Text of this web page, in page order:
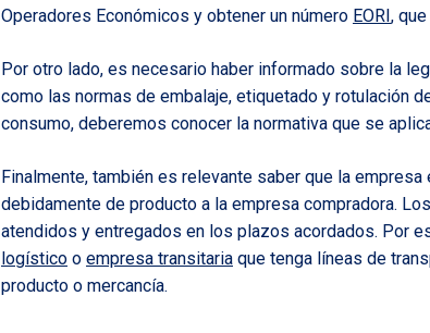
Operadores Económicos y obtener un número EORI,
Por otro lado, es necesario haber informado sobre la
como las normas de embalaje, etiquetado y rotulación
consumo, deberemos conocer la normativa que se
Finalmente, también es relevante saber que la
debidamente de producto a la empresa compradora.
atendidos y entregados en los plazos acordados. Por
logístico o empresa transitaria que tenga líneas de
producto o mercancía.